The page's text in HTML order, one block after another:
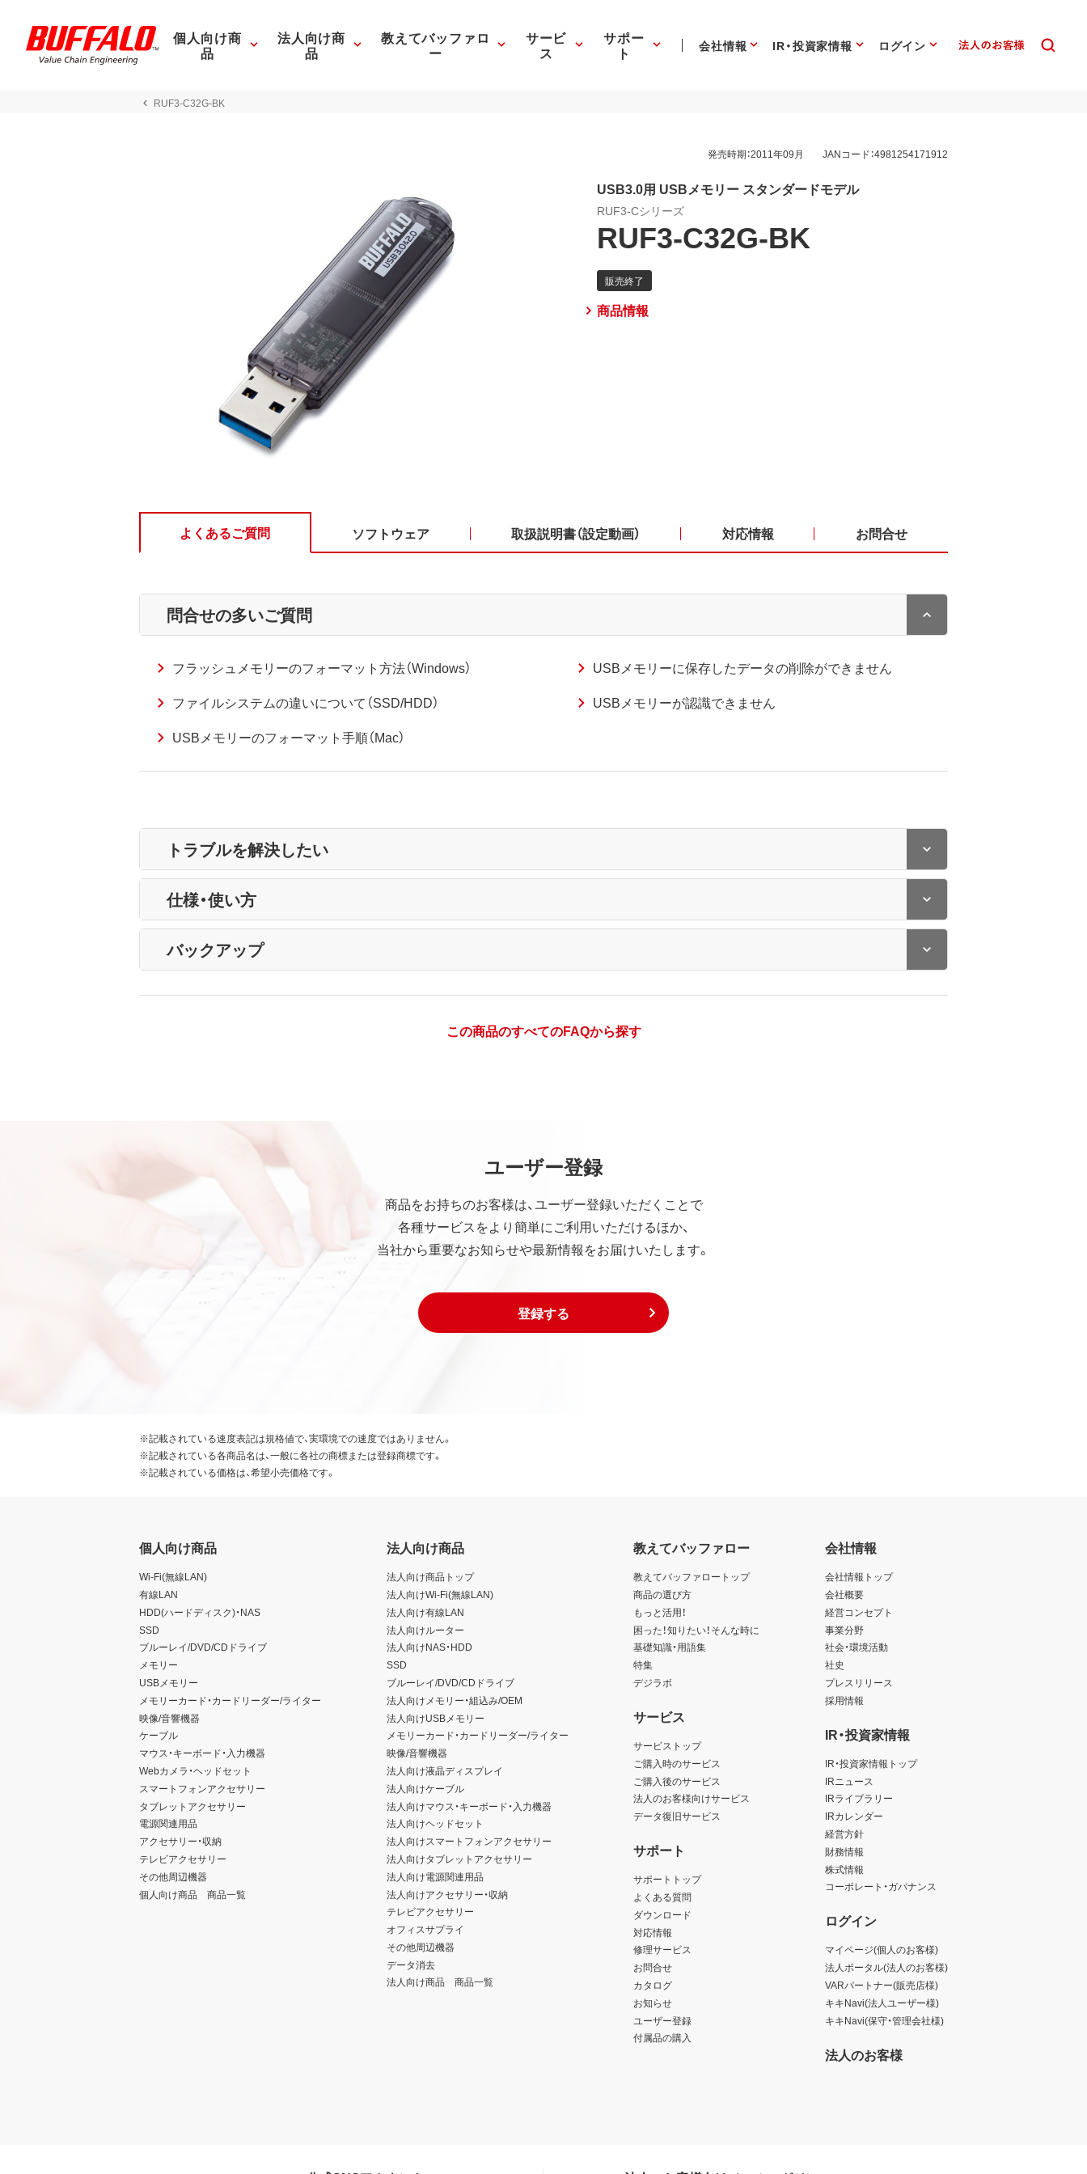
個人向け商
品
法人向け商
品
教えてバッファロ
ー
サービ
ス
サポー
ト 会社情報 IR・投資家情報 ログイン
RUF3-C32G-BK
発売時期：2011年09月 JANコード：4981254171912
USB3.0用 USBメモリー スタンダードモデル
RUF3-Cシリーズ
RUF3-C32G-BK
商品情報
よくあるご質問 ソフトウェア 取扱説明書（設定動画） 対応情報 お問合せ
問合せの多いご質問
フラッシュメモリーのフォーマット方法（Windows）
USBメモリーに保存したデータの削除ができません
ファイルシステムの違いについて（SSD/HDD）
USBメモリーが認識できません
USBメモリーのフォーマット手順（Mac）
トラブルを解決したい
仕様・使い方
バックアップ
この商品のすべてのFAQから探す
ユーザー登録
商品をお持ちのお客様は、ユーザー登録いただくことで
各種サービスをより簡単にご利用いただけるほか、
当社から重要なお知らせや最新情報をお届けいたします。
登録する
※記載されている速度表記は規格値で、実環境での速度ではありません。
※記載されている各商品名は、一般に各社の商標または登録商標です。
※記載されている価格は、希望小売価格です。
個人向け商品
Wi-Fi(無線LAN)
有線LAN
HDD(ハードディスク)・NAS
SSD
ブルーレイ/DVD/CDドライブ
メモリー
USBメモリー
メモリーカード・カードリーダー/ライター
映像/音響機器
ケーブル
マウス・キーボード・入力機器
Webカメラ・ヘッドセット
スマートフォンアクセサリー
タブレットアクセサリー
電源関連用品
アクセサリー・収納
テレビアクセサリー
その他周辺機器
個人向け商品 商品一覧
法人向け商品
法人向け商品トップ
法人向けWi-Fi(無線LAN)
法人向け有線LAN
法人向けルーター
法人向けNAS・HDD
SSD
ブルーレイ/DVD/CDドライブ
法人向けメモリー・組込み/OEM
法人向けUSBメモリー
メモリーカード・カードリーダー/ライター
映像/音響機器
法人向け液晶ディスプレイ
法人向けケーブル
法人向けマウス・キーボード・入力機器
法人向けヘッドセット
法人向けスマートフォンアクセサリー
法人向けタブレットアクセサリー
法人向け電源関連用品
法人向けアクセサリー・収納
テレビアクセサリー
オフィスサプライ
その他周辺機器
データ消去
法人向け商品 商品一覧
教えてバッファロー
教えてバッファロートップ
商品の選び方
もっと活用！
困った！知りたい！そんな時に
基礎知識・用語集
特集
デジラボ
サービス
サービストップ
ご購入時のサービス
ご購入後のサービス
法人のお客様向けサービス
データ復旧サービス
サポート
サポートトップ
よくある質問
ダウンロード
対応情報
修理サービス
お問合せ
カタログ
お知らせ
ユーザー登録
付属品の購入
会社情報
会社情報トップ
会社概要
経営コンセプト
事業分野
社会・環境活動
社史
プレスリリース
採用情報
IR・投資家情報
IR・投資家情報トップ
IRニュース
IRライブラリー
IRカレンダー
経営方針
財務情報
株式情報
コーポレート・ガバナンス
ログイン
マイページ(個人のお客様)
法人ポータル(法人のお客様)
VARパートナー(販売店様)
キキNavi(法人ユーザー様)
キキNavi(保守・管理会社様)
法人のお客様